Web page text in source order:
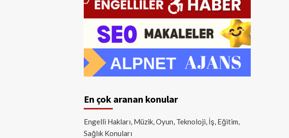
En çok aranan konular
Engelli Hakları, Müzik, Oyun, Teknoloji, İş, Eğitim,
Sağlık Konuları